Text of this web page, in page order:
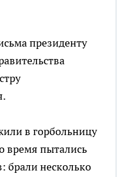
президенту
в горбольницу
время пытались
брали несколько